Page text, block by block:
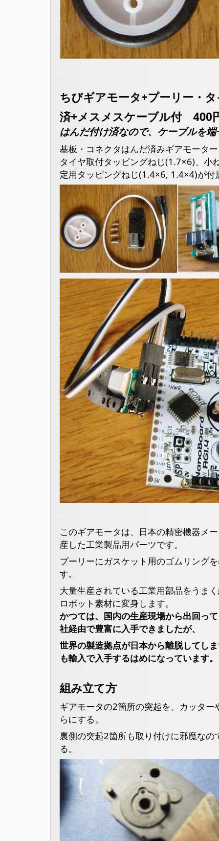
ちびギアモータ+プーリー・
済+メスメスケーブル付
はんだ付け済なので、ケーブルを
基板・コネクタはんだ済みギアモータ
タイヤ取付タッピングねじ(1.7×6)、小
定用タッピングねじ(1.4×6, 1.4×4)が付
このギアモータは、日本の精密機器メ
産した工業製品用パーツです。
プーリーにガスケット用のゴムリング
す。
大量生産されている工業用部品をうま
ロボット素材に変身します。
かつては、国内の生産現場から出回っ
社経由で豊富に入手できましたが、
世界の製造拠点が日本から離脱してし
も輸入で入手するはめになっています。
組み立て方
ギアモータの2箇所の突起を、カッタ
らにする。
裏側の突起2箇所も取り付けに邪魔なの
る。